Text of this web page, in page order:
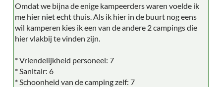
Omdat we bijna de enige kampeerders waren voelde ik
me hier niet echt thuis. Als ik hier in de buurt nog eens
wil kamperen kies ik een van de andere 2 campings die
hier vlakbij te vinden zijn.
* Vriendelijkheid personeel: 7
* Sanitair: 6
* Schoonheid van de camping zelf: 7